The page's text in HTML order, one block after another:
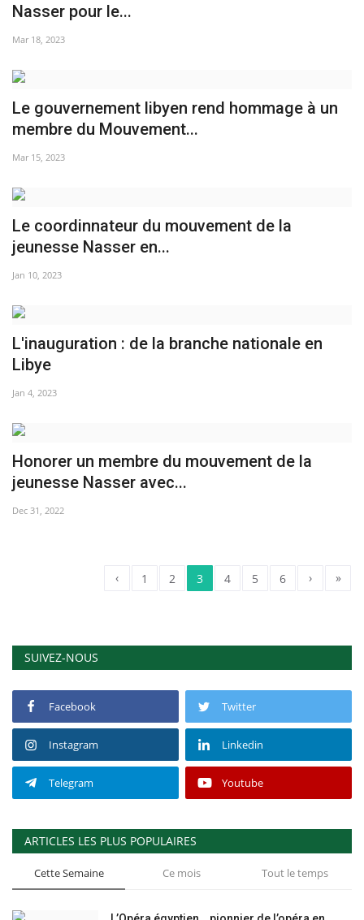
Nasser pour le...
Mar 18, 2023
Le gouvernement libyen rend hommage à un
membre du Mouvement...
Mar 15, 2023
Le coordinnateur du mouvement de la
jeunesse Nasser en...
Jan 10, 2023
L'inauguration : de la branche nationale en
Libye
Jan 4, 2023
Honorer un membre du mouvement de la
jeunesse Nasser avec...
Dec 31, 2022
‹ 1 2 3 4 5 6 › »
SUIVEZ-NOUS
Facebook Twitter
Instagram Linkedin
Telegram Youtube
ARTICLES LES PLUS POPULAIRES
Cette Semaine Ce mois Tout le temps